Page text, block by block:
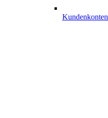
Kundenkonten